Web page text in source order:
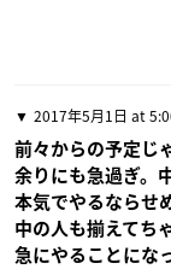
2017年5月1日 at
前々からの予定じ
余りにも急過ぎ。
本気でやるならせ
中の人も揃えてち
急にやることにな